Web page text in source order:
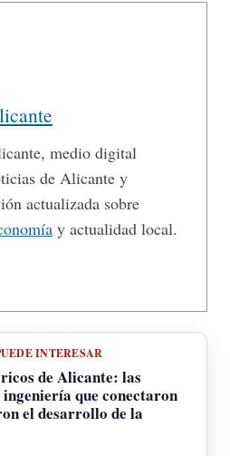
medio digital
de Alicante y
actualizada sobre
y actualidad local.
INTERESAR
de Alicante: las
que conectaron
el desarrollo de la